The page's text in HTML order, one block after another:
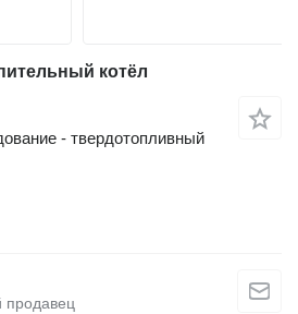
котёл
- твердотопливный